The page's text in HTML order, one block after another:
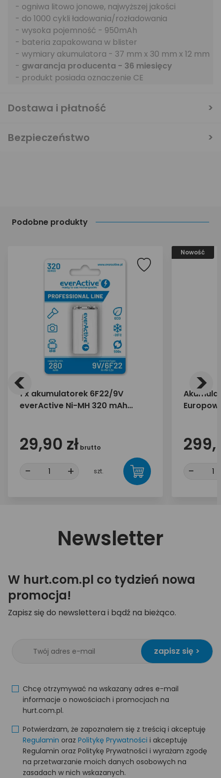
Podobne produkty
1 x akumulatorek 6F22/9V
everActive Ni-MH 320 mAh
29,90 zł brutto
- + szt.
Nowość
-
< >
- ogniwa litowo jonowe, najwyższej jakości
- do 1000 cykli ładowania/rozładowania
- wysoka pojemność - 950mAh
- bateria zapakowana w blister
- wymiary akumulatora - 37 mm x 30 mm x 12 mm
- gwarancja producenta - 36 miesięcy
- produkt posiada oznaczenie CE
Dostawa i płatność
Bezpieczeństwo
Newsletter
W hurt.com.pl co tydzień nowa
promocja!
Zapisz się do newslettera i bądź na bieżąco.
zapisz się >
Chcę otrzymywać na wskazany adres e-mail
informacje o nowościach i promocjach na
hurt.com.pl.
Potwierdzam, że zapoznałem się z treścią i akceptuję
Regulamin oraz Politykę Prywatności i akceptuję
Regulamin oraz Politykę Prywatności i wyrażam zgodę
na przetwarzanie moich danych osobowych na
zasadach w nich wskazanych.